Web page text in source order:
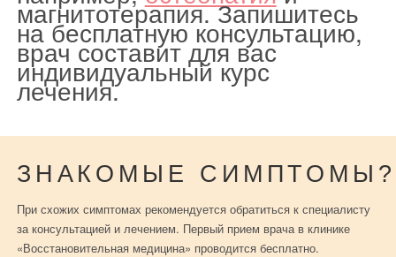
магнитотерапия. Запишитесь
на бесплатную консультацию,
врач составит для вас
индивидуальный курс
лечения.
ЗНАКОМЫЕ СИМПТОМЫ?
При схожих симптомах рекомендуется обратиться к специалисту
за консультацией и лечением. Первый прием врача в клинике
«Восстановительная медицина» проводится бесплатно.